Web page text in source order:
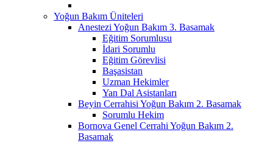
Yoğun Bakım Üniteleri
Anestezi Yoğun Bakım 3. Basamak
Eğitim Sorumlusu
İdari Sorumlu
Eğitim Görevlisi
Başasistan
Uzman Hekimler
Yan Dal Asistanları
Beyin Cerrahisi Yoğun Bakım 2. Basamak
Sorumlu Hekim
Bornova Genel Cerrahi Yoğun Bakım 2.
Basamak